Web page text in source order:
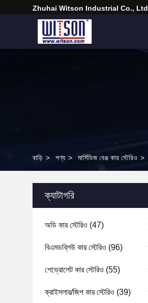
Zhuhai Witson Industrial Co., Ltd
বাড়ি > পণ্য > মার্সিডিজ বেঞ্জ কার স্টেরিও >
ক্যাটাগরি
অডি কার স্টেরিও (47)
বিএমডব্লিউ কার স্টেরিও (96)
শেভ্রোলেট কার স্টেরিও (55)
ক্রাইসলার/জিপ কার স্টেরিও (39)